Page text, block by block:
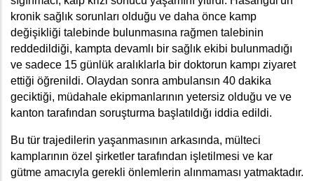
kronik sağlık sorunları olduğu ve daha önce kamp
değişikliği talebinde bulunmasına rağmen talebinin
reddedildiği, kampta devamlı bir sağlık ekibi bulunmadığı
ve sadece 15 günlük aralıklarla bir doktorun kampı ziyaret
ettiği öğrenildi. Olaydan sonra ambulansın 40 dakika
geciktiği, müdahale ekipmanlarının yetersiz olduğu ve ve
kanton tarafından soruşturma başlatıldığı iddia edildi.
Bu tür trajedilerin yaşanmasının arkasında, mülteci
kamplarının özel şirketler tarafından işletilmesi ve kar
gütme amacıyla gerekli önlemlerin alınmaması yatmaktadır.